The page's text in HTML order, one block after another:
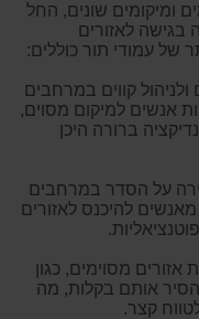
ומיקומים שונים, החל
בגישה לאזורים
של עמודי תור כוללים:
קווים במרחבים
אנשים למיקום מסוים,
ברורה היכן
על הסדר במרחבים
להיכנס לאזורים
מסוימים, כגון
אותם בקלות, מה
קצר.